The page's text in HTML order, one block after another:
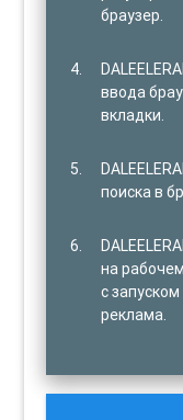
браузер.
ввода
вкладки.
поиска в
на
с
реклама.